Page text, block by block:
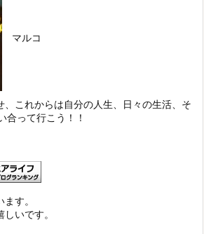
マルコ
、これからは自分の人生、日々の生活、そ
合って行こう！！
す。
いです。